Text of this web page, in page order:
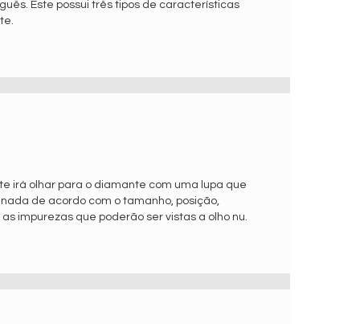
Este possui três tipos de características
irá olhar para o diamante com uma lupa que
de acordo com o tamanho, posição,
impurezas que poderão ser vistas a olho nu.